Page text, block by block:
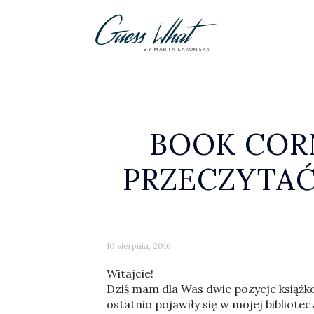
BY MARTA LAKOMSKA
BOOK
10 sierpnia, 2016
Witajcie!
Dziś mam dla Was dwie pozycje
ostatnio pojawiły się w mojej